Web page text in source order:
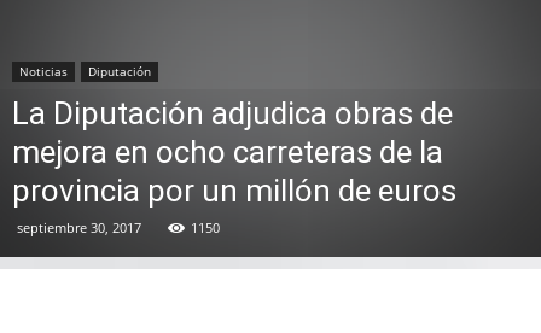
Noticias Diputación
La Diputación adjudica obras de
mejora en ocho carreteras de la
provincia por un millón de euros
septiembre 30, 2017 1150